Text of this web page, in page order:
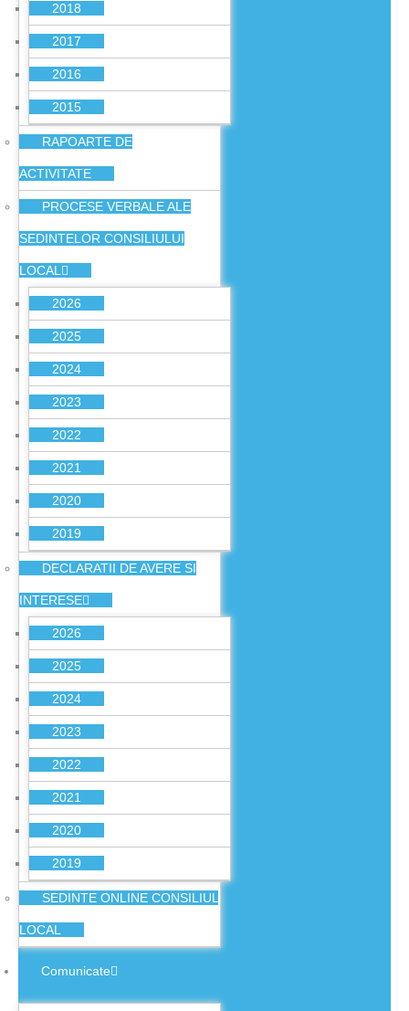
2018
2017
2016
2015
RAPOARTE DE
ACTIVITATE
PROCESE VERBALE ALE
SEDINTELOR CONSILIULUI
LOCAL
2026
2025
2024
2023
2022
2021
2020
2019
DECLARATII DE AVERE SI
INTERESE
2026
2025
2024
2023
2022
2021
2020
2019
SEDINTE ONLINE CONSILIUL
LOCAL
Comunicate